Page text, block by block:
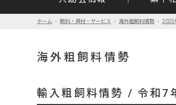
ホーム 飼料・資材・サービス 海外粗飼料情勢 2025
海外粗飼料情勢
輸入粗飼料情勢 / 令和7